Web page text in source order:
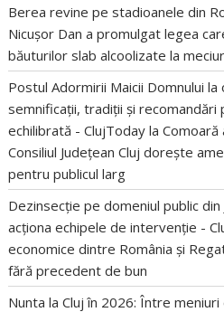
Berea revine pe stadioanele din
Nicușor Dan a promulgat legea
băuturilor slab alcoolizate la
Postul Adormirii Maicii Domnului
semnificații, tradiții și recomandări
echilibrată - ClujToday laComoară
Consiliul Județean Cluj dorește
pentru publicul larg
Dezinsecție pe domeniul public din
acționa echipele de intervenție -
economice dintre România și
fără precedent de bun
Nunta la Cluj în 2026: Între